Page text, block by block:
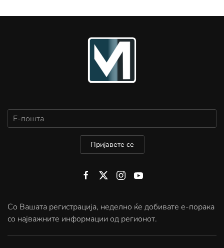
Пријавете се
Со Вашата регистрација, неделно ќе добивате е-порака
со најважните информации од регионот.